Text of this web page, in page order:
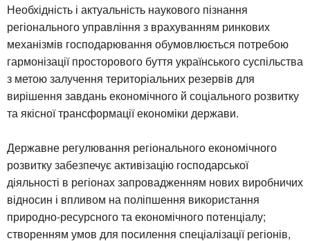
Необхідність і актуальність наукового пізнання
регіонального управління з врахуванням ринкових
механізмів господарювання обумовлюється потребою
гармонізації просторового буття українського суспільства
з метою залучення територіальних резервів для
вирішення завдань економічного й соціального розвитку
та якісної трансформації економіки держави.
Державне регулювання регіонального економічного
розвитку забезпечує активізацію господарської
діяльності в регіонах запровадженням нових виробничих
відносин і впливом на поліпшення використання
природно-ресурсного та економічного потенціалу;
створенням умов для посилення спеціалізації регіонів,